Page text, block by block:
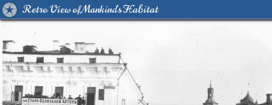
Retro View of Mankind's Habitat